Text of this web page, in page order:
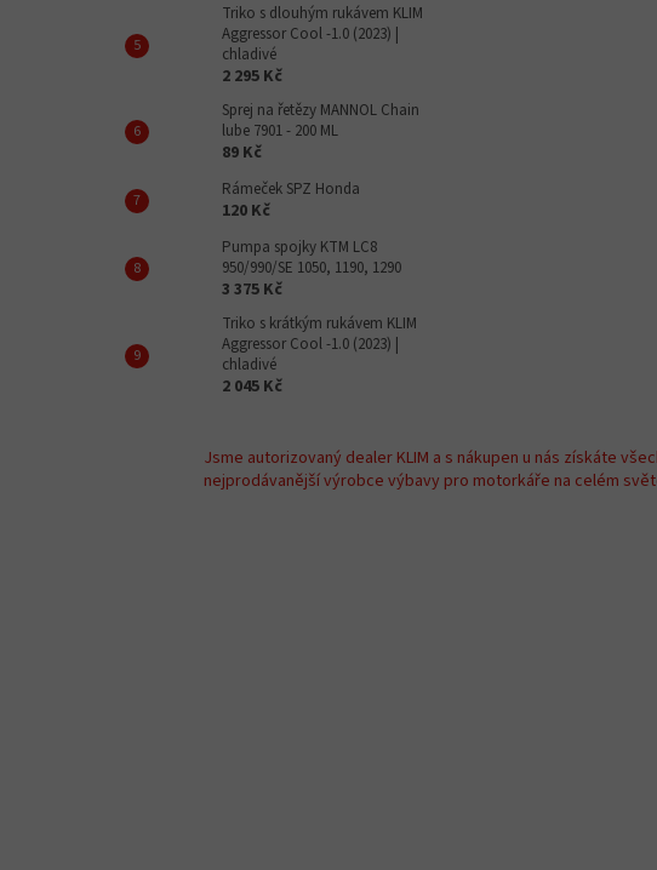
Triko s dlouhým rukávem KLIM
Aggressor Cool -1.0 (2023) |
chladivé
2 295 Kč
Sprej na řetězy MANNOL Chain
lube 7901 - 200 ML
89 Kč
Rámeček SPZ Honda
120 Kč
Pumpa spojky KTM LC8
950/990/SE 1050, 1190, 1290
3 375 Kč
Triko s krátkým rukávem KLIM
Aggressor Cool -1.0 (2023) |
chladivé
2 045 Kč
Jsme autorizovaný dealer KLIM a s nákupen u nás získáte
nejprodávanější výrobce výbavy pro motorkáře na celém